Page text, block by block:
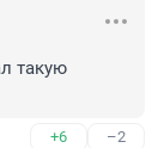
такую
+6 –2